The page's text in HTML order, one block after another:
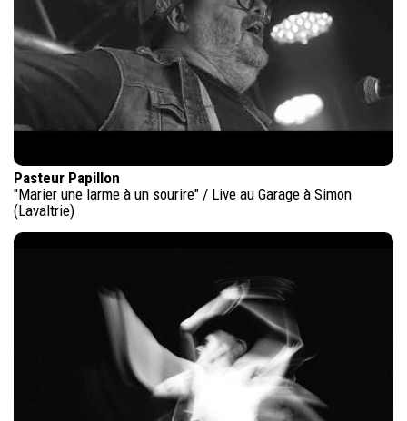
Pasteur Papillon
"Marier une larme à un sourire" / Live au Garage à Simon
(Lavaltrie)